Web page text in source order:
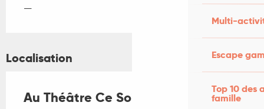
Multi-
Escape
Top 10 des
famille
—
Localisation
Au Théâtre Ce Soir !